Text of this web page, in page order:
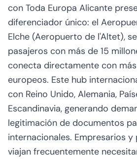
con Toda Europa Alicante
diferenciador único: el
Elche (Aeropuerto de l'Altet),
pasajeros con más de 15
conecta directamente con
europeos. Este hub
con Reino Unido, Alemania,
Escandinavia, generando
legitimación de documentos
internacionales. Empresarios
viajan frecuentemente